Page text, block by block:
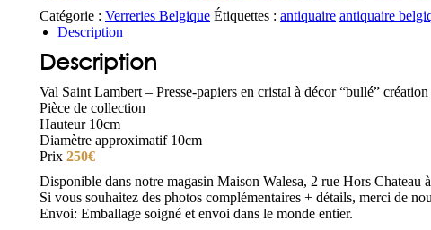
Catégorie : Verreries Belgique Étiquettes : antiquaire antiquaire
Description
Description
Val Saint Lambert – Presse-papiers en cristal à décor “bullé”
Pièce de collection
Hauteur 10cm
Diamètre approximatif 10cm
Prix 250€
Disponible dans notre magasin Maison Walesa, 2 rue Hors Chateau
Si vous souhaitez des photos complémentaires + détails, merci de
Envoi: Emballage soigné et envoi dans le monde entier.